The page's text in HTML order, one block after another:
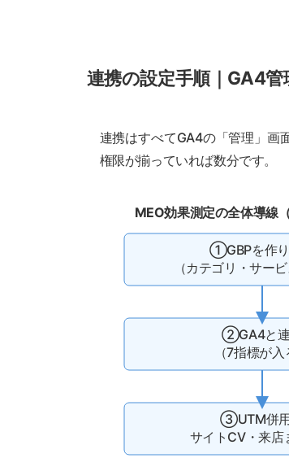
連携の設定手順｜GA4
連携はすべてGA4の「管理」画
権限が揃っていれば数分です。
MEO効果測定の全体導線
①GBPを作
（カテゴリ・サービ
②GA4と
（7指標が入
③UTM併
サイトCV・来店